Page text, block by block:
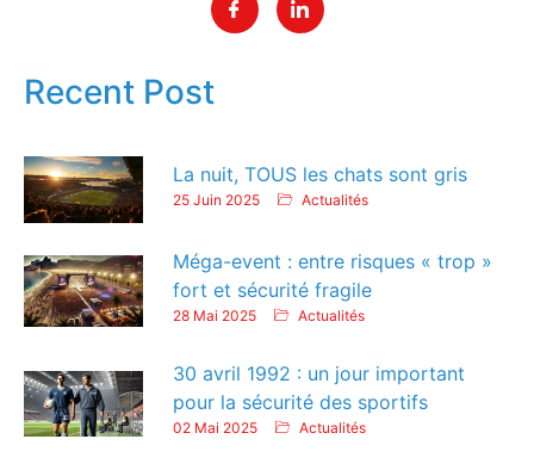
Recent Post
La nuit, TOUS les chats sont gris
25 Juin 2025 Actualités
Méga-event : entre risques « trop »
fort et sécurité fragile
28 Mai 2025 Actualités
30 avril 1992 : un jour important
pour la sécurité des sportifs
02 Mai 2025 Actualités